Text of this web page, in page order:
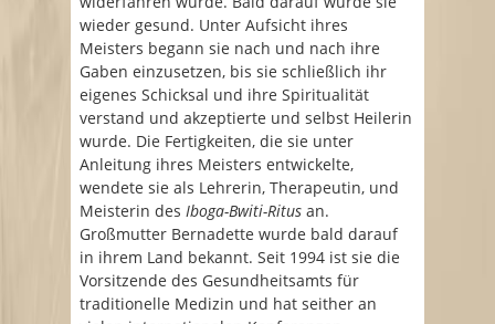
wieder gesund. Unter Aufsicht ihres
Meisters begann sie nach und nach ihre
Gaben einzusetzen, bis sie schließlich ihr
eigenes Schicksal und ihre Spiritualität
verstand und akzeptierte und selbst Heilerin
wurde. Die Fertigkeiten, die sie unter
Anleitung ihres Meisters entwickelte,
wendete sie als Lehrerin, Therapeutin, und
Meisterin des Iboga-Bwiti-Ritus an.
Großmutter Bernadette wurde bald darauf
in ihrem Land bekannt. Seit 1994 ist sie die
Vorsitzende des Gesundheitsamts für
traditionelle Medizin und hat seither an